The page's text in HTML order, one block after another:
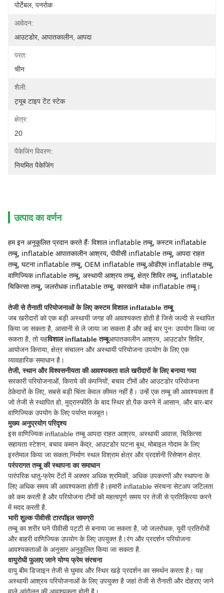
पोर्टेबल, पनरोक
आवेदन:
आउटडोर, आपातकालीन, आपदा
परत:
चीन
शैली:
ट्यूब टाइप टेंट स्टेक
क्षेत्र:
20
पैकेजिंग विवरण:
नियमित पैकेजिंग
उत्पाद का वर्णन
हम इन अनुकूलित प्रदान करते हैंः विशाल inflatable तम्बू, कस्टम inflatable
तम्बू, inflatable आपातकालीन आश्रय, पीवीसी inflatable तम्बू, आपदा राहत
तम्बू, घटना inflatable तम्बू, OEM inflatable तम्बू,ओडीएम inflatable तम्बू,
वाणिज्यिक inflatable तम्बू, अस्थायी आश्रय तम्बू, क्षेत्र शिविर तम्बू, inflatable
चिकित्सा तम्बू, जलरोधक inflatable तम्बू, कारखाने थोक inflatable तम्बू।
तेजी से तैनाती परियोजनाओं के लिए कस्टम विशाल inflatable तम्बू
जब खरीदारों को एक बड़ी अस्थायी जगह की आवश्यकता होती है जिसे जल्दी से स्थापित
किया जा सकता है, आसानी से ले जाया जा सकता है और कई बार पुनः उपयोग किया जा
सकता है, तो यहविशाल inflatable तम्बूआपातकालीन आश्रय, आउटडोर शिविर,
आयोजन किराया, क्षेत्र संचालन और अस्थायी परियोजना उपयोग के लिए एक
व्यावहारिक समाधान है।
तेजी, स्थान और विश्वसनीयता की आवश्यकता वाले खरीदारों के लिए बनाया गया
सरकारी परियोजनाओं, किराये की कंपनियों, बचाव टीमों और आउटडोर परियोजना
ठेकेदारों के लिए, सबसे बड़ी चिंता केवल कीमत नहीं है। उन्हें एक तम्बू की आवश्यकता है
जो तेजी से स्थापित हो, मुद्रास्फीति के बाद स्थिर हो,पैक करने में आसान, और बार-बार
वाणिज्यिक उपयोग के लिए पर्याप्त मजबूत।
मुख्य अनुप्रयोग परिदृश्य
इस वाणिज्यिक inflatable तम्बू आपदा राहत आश्रय, अस्थायी आवास, चिकित्सा
सहायता स्टेशन, बचाव कमान केंद्र, आउटडोर घटना बूथ, मोबाइल गोदाम के लिए
इस्तेमाल किया जा सकता,निर्माण स्थल विश्राम क्षेत्र और प्रदर्शनी रिसेप्शन क्षेत्र.
परंपरागत तम्बू की स्थापना का समाधान
पारंपरिक धातु-फ्रेम टेंटों में अक्सर अधिक श्रमिकों, अधिक उपकरणों और स्थापना के
लिए अधिक समय की आवश्यकता होती है।हमारी inflatable संरचना सेटअप जटिलता
को कम करती है और परियोजना टीमों को महत्वपूर्ण समय पर तेजी से प्रतिक्रिया करने
में मदद करती है.
भारी शुल्क पीवीसी टारपॉइल सामग्री
तम्बू का शरीर घने पीवीसी पट्टी से बनाया जा सकता है, जो जलरोधक, यूवी प्रतिरोधी
और बाहरी वाणिज्यिक उपयोग के लिए उपयुक्त है।रंग और प्रदर्शन परियोजना
आवश्यकताओं के अनुसार अनुकूलित किया जा सकता है.
वायुरोधी फुलाए जाने योग्य फ्रेम संरचना
वायु बीम डिजाइन तेजी से घुमाव और स्थिर खड़े प्रदर्शन का समर्थन करता है। यह
अस्थायी आश्रय परियोजनाओं के लिए उपयुक्त है जहां तेजी से तैनाती और दोहराए जाने